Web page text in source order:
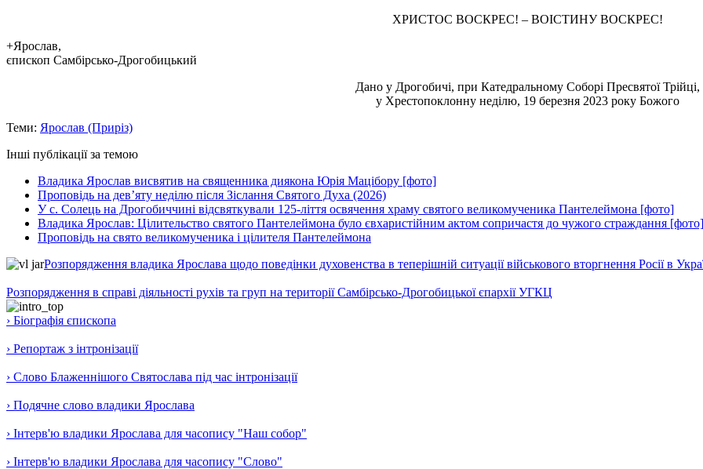
ХРИСТОС ВОСКРЕС! – ВОІСТИНУ ВОСКРЕС!
+Ярослав,
єпископ Самбірсько-Дрогобицький
Дано у Дрогобичі, при Катедральному Соборі Пресвятої Трійці,
у Хрестопоклонну неділю, 19 березня 2023 року Божого
Теми: Ярослав (Приріз)
Інші публікації за темою
Владика Ярослав висвятив на священника диякона Юрія Мацібору [фото]
Проповідь на дев’яту неділю після Зіслання Святого Духа (2026)
У с. Солець на Дрогобиччині відсвяткували 125-ліття освячення храму святого великомученика Пантелеймона [фото]
Владика Ярослав: Цілительство святого Пантелеймона було євхаристійним актом сопричастя до чужого страждання [фото]
Проповідь на свято великомученика і цілителя Пантелеймона
Розпорядження владика Ярослава щодо поведінки духовенства в теперішній ситуації військового вторгнення Росії в
Розпорядження в справі діяльності рухів та груп на території Самбірсько-Дрогобицької єпархії УГКЦ
› Біографія єпископа
› Репортаж з інтронізації
› Слово Блаженнішого Святослава під час інтронізації
› Подячне слово владики Ярослава
› Інтерв'ю владики Ярослава для часопису "Наш собор"
› Інтерв'ю владики Ярослава для часопису "Слово"